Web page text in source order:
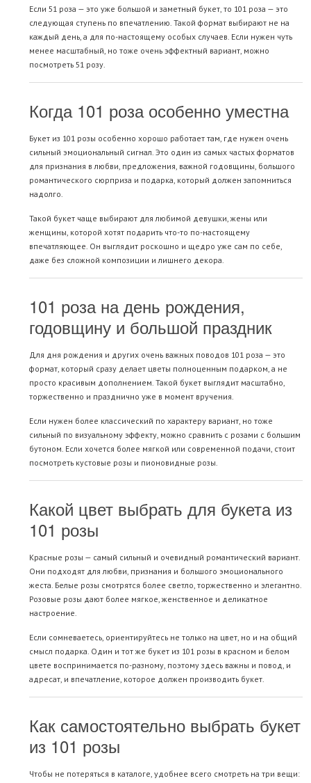
Если 51 роза — это уже большой и заметный букет, то 101 роза — это
следующая ступень по впечатлению. Такой формат выбирают не на
каждый день, а для по-настоящему особых случаев. Если нужен чуть
менее масштабный, но тоже очень эффектный вариант, можно
посмотреть 51 розу
Когда 101 роза особенно уместна
Букет из 101 розы особенно хорошо работает там, где нужен очень
сильный эмоциональный сигнал. Это один из самых частых форматов
для признания в любви, предложения, важной годовщины, большого
романтического сюрприза и подарка, который должен запомниться
надолго.
Такой букет чаще выбирают для любимой девушки, жены или
женщины, которой хотят подарить что-то по-настоящему
впечатляющее. Он выглядит роскошно и щедро уже сам по себе,
даже без сложной композиции и лишнего декора.
101 роза на день рождения,
годовщину и большой праздник
Для дня рождения и других очень важных поводов 101 роза — это
формат, который сразу делает цветы полноценным подарком, а не
просто красивым дополнением. Такой букет выглядит масштабно,
торжественно и празднично уже в момент вручения.
Если нужен более классический по характеру вариант, но тоже
сильный по визуальному эффекту, можно сравнить с розами с большим
бутоном . Если хочется более мягкой или современной подачи, стоит
посмотреть кустовые розы и пионовидные розы
Какой цвет выбрать для букета из
101 розы
Красные розы — самый сильный и очевидный романтический вариант.
Они подходят для любви, признания и большого эмоционального
жеста. Белые розы смотрятся более светло, торжественно и элегантно.
Розовые розы дают более мягкое, женственное и деликатное
настроение.
Если сомневаетесь, ориентируйтесь не только на цвет, но и на общий
смысл подарка. Один и тот же букет из 101 розы в красном и белом
цвете воспринимается по-разному, поэтому здесь важны и повод, и
адресат, и впечатление, которое должен производить букет.
Как самостоятельно выбрать букет
из 101 розы
Чтобы не потеряться в каталоге, удобнее всего смотреть на три вещи: